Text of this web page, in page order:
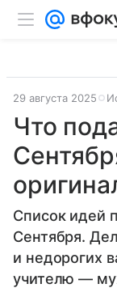
29 августа 2025
Что
Список идей
Сентября.
и недорогих
учителю —